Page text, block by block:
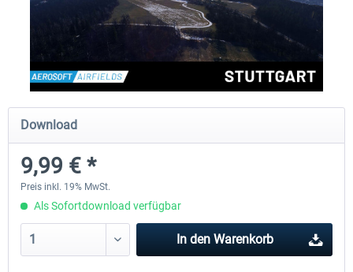
EmergencyDispatcherPro - 24h Free
0,00 € *
Download
9,99 € *
Preis inkl. 19% MwSt.
Als Sofortdownload verfügbar
In den Warenkorb